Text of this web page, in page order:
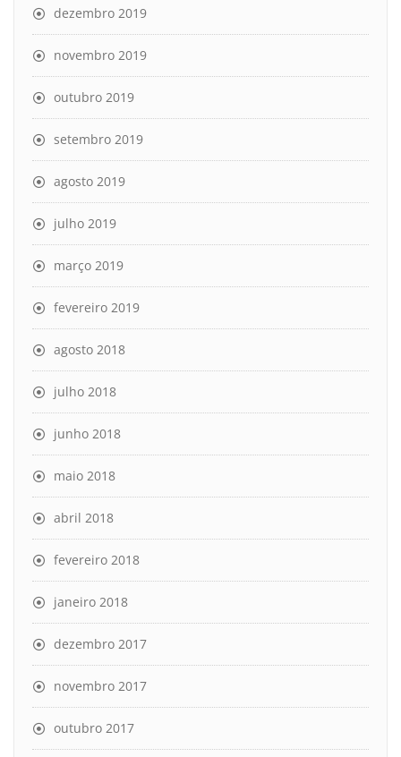
dezembro 2019
novembro 2019
outubro 2019
setembro 2019
agosto 2019
julho 2019
março 2019
fevereiro 2019
agosto 2018
julho 2018
junho 2018
maio 2018
abril 2018
fevereiro 2018
janeiro 2018
dezembro 2017
novembro 2017
outubro 2017